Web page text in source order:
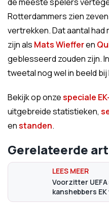
Rotterdammers zien
vertrekken. Dat aantal had
zijn als Mats Wiefferen
geblesseerd zouden zijn.
tweetal nog wel in beeld bij
Bekijk op onzespeciale
uitgebreide statistieken,
enstanden.
Gerelateerde
Voorzitter
kanshebbers